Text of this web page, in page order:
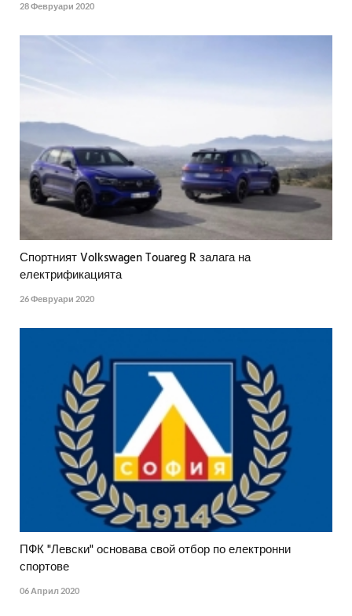
28 Февруари 2020
Спортният Volkswagen Touareg R залага на
електрификацията
26 Февруари 2020
ПФК "Левски" основава свой отбор по електронни
спортове
06 Април 2020